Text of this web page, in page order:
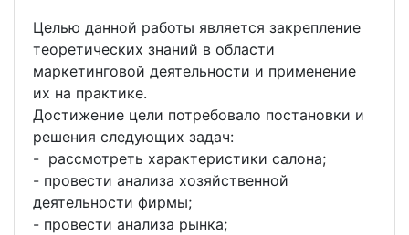
Целью данной работы является закрепление
теоретических знаний в области
маркетинговой деятельности и применение
их на практике.
Достижение цели потребовало постановки и
решения следующих задач:
- рассмотреть характеристики салона;
- провести анализа хозяйственной
деятельности фирмы;
- провести анализа рынка;